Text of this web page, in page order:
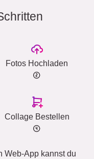
Fotos Hochladen
Collage Bestellen
Web-App kannst du